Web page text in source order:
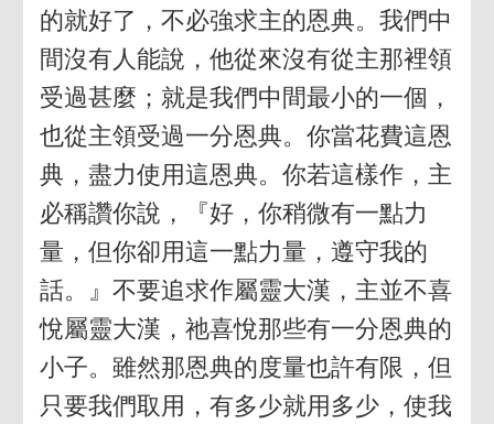
的就好了，不必強求主的恩典。我們中
間沒有人能說，他從來沒有從主那裡領
受過甚麼；就是我們中間最小的一個，
也從主領受過一分恩典。你當花費這恩
典，盡力使用這恩典。你若這樣作，主
必稱讚你說，『好，你稍微有一點力
量，但你卻用這一點力量，遵守我的
話。』不要追求作屬靈大漢，主並不喜
悅屬靈大漢，祂喜悅那些有一分恩典的
小子。雖然那恩典的度量也許有限，但
只要我們取用，有多少就用多少，使我